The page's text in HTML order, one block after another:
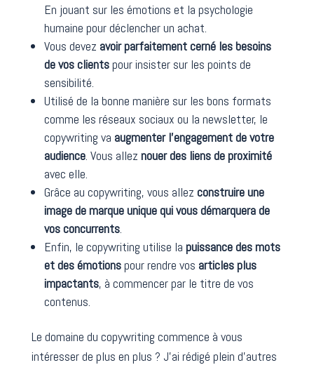
En jouant sur les émotions et la psychologie
humaine pour déclencher un achat.
Vous devez avoir parfaitement cerné les besoins
de vos clientspour insister sur les points de
sensibilité.
Utilisé de la bonne manière sur les bons formats
comme les réseaux sociaux ou la newsletter, le
copywriting va augmenter l’engagement de votre
audience. Vous allez nouer des liens de proximité
avec elle.
Grâce au copywriting, vous allez construire une
image de marque uniquequi vousdémarquera de
vos concurrents.
Enfin, le copywriting utilise la puissance des mots
et des émotionspour rendre vos articles plus
impactants, à commencer par le titre de vos
contenus.
Le domaine du copywriting commence à vous
intéresser de plus en plus ? J’ai rédigé plein d’autres